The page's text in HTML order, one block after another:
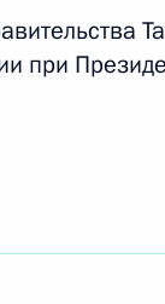
развития
при